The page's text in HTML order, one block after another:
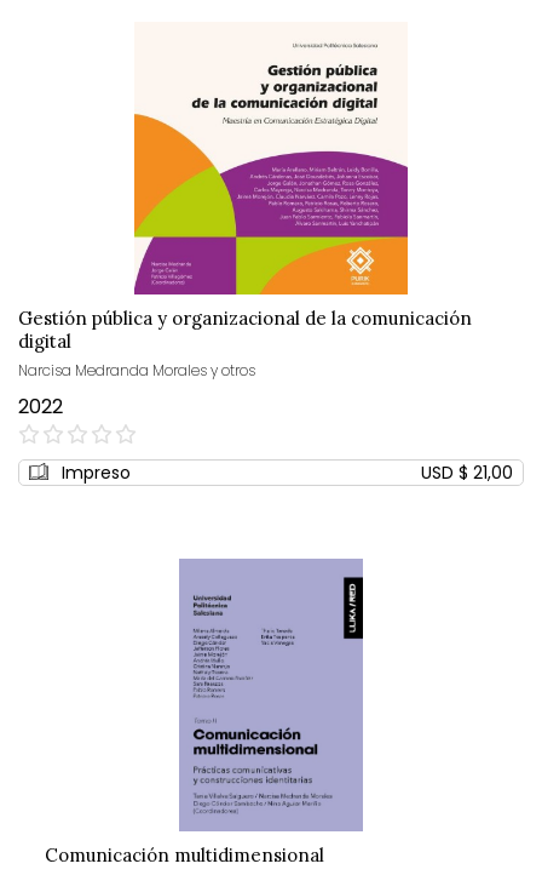
Gestión pública y organizacional de la comunicación
digital
Narcisa Medranda Morales y otros
2022
0%
Impreso USD $ 21,00
Comunicación multidimensional